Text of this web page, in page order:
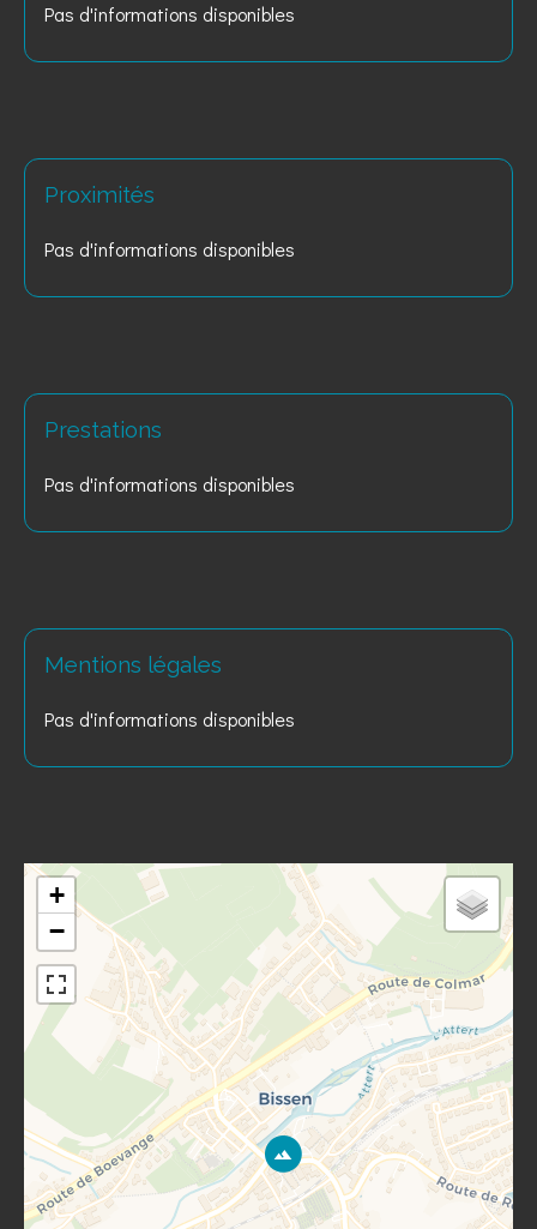
Pas d'informations disponibles
Proximités
Pas d'informations disponibles
Prestations
Pas d'informations disponibles
Mentions légales
Pas d'informations disponibles
+
−